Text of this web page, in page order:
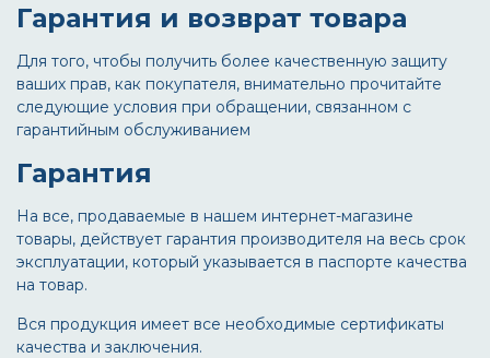
Гарантия и возврат товара
Для того, чтобы получить более качественную защиту
ваших прав, как покупателя, внимательно прочитайте
следующие условия при обращении, связанном с
гарантийным обслуживанием
Гарантия
На все, продаваемые в нашем интернет-магазине
товары, действует гарантия производителя на весь срок
эксплуатации, который указывается в паспорте качества
на товар.
Вся продукция имеет все необходимые сертификаты
качества и заключения.